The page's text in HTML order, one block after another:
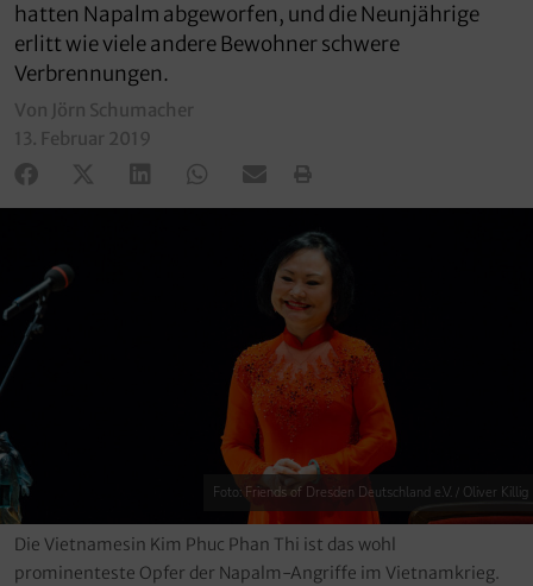
hatten Napalm abgeworfen, und die Neunjährige
erlitt wie viele andere Bewohner schwere
Verbrennungen.
Von Jörn Schumacher
13. Februar 2019
Foto: Friends of Dresden Deutschland e.V. / Oliver Killig
Die Vietnamesin Kim Phuc Phan Thi ist das wohl
prominenteste Opfer der Napalm-Angriffe im Vietnamkrieg.